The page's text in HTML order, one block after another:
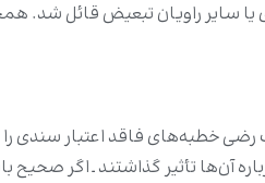
سایر راویان تبعیض قائل شد.
خطبه‌های فاقد اعتبار سندی را در
آن‌ها تأثیر گذاشتند ـ اگر